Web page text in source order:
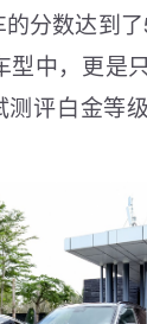
分数达到
型中，更是
测评白金等